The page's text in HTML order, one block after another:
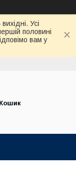
Усі
половині
вам у
Кошик